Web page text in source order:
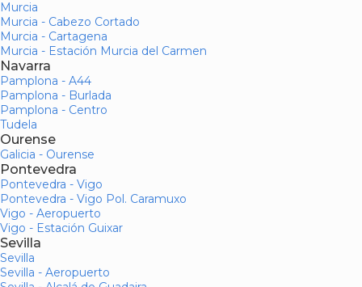
Murcia
Murcia - Cabezo Cortado
Murcia - Cartagena
Murcia - Estación Murcia del Carmen
Navarra
Pamplona - A44
Pamplona - Burlada
Pamplona - Centro
Tudela
Ourense
Galicia - Ourense
Pontevedra
Pontevedra - Vigo
Pontevedra - Vigo Pol. Caramuxo
Vigo - Aeropuerto
Vigo - Estación Guixar
Sevilla
Sevilla
Sevilla - Aeropuerto